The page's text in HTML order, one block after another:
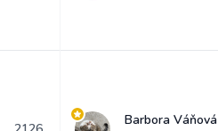
Barbora Váňová